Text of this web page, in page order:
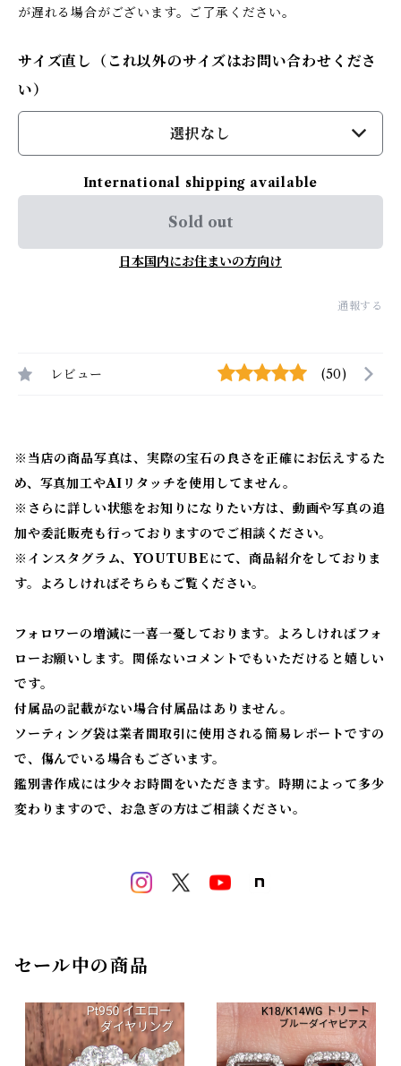
が遅れる場合がございます。ご了承ください。
サイズ直し（これ以外のサイズはお問い合わせくださ
い）
選択なし
International shipping available
Sold out
日本国内にお住まいの方向け
通報する
レビュー (50)
※当店の商品写真は、実際の宝石の良さを正確にお伝えするた
め、写真加工やAIリタッチを使用してません。
※ さらに詳しい状態をお知りになりたい方は、動画や写真の追
加や委託販売も行っておりますのでご相談ください。
※ インスタグラム、YOUTUBEにて、商品紹介をしておりま
す。よろしければそちらもご覧ください。
フォロワーの増減に一喜一憂しております。よろしければフォ
ローお願いします。関係ないコメントでもいただけると嬉しい
です。
付属品の記載がない場合付属品はありません。
ソーティング袋は業者間取引に使用される簡易レポートですの
で、傷んでいる場合もございます。
鑑別書作成には少々お時間をいただきます。時期によって多少
変わりますので、お急ぎの方はご相談ください。
セール中の商品